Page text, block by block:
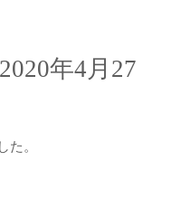
年4月27
た。